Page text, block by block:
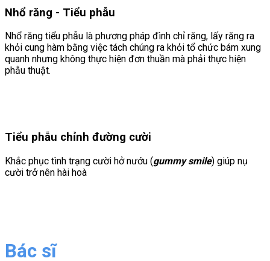
Nhổ răng - Tiểu phẫu
Nhổ răng tiểu phẫu là phương pháp đình chỉ răng, lấy răng ra
khỏi cung hàm bằng việc tách chúng ra khỏi tổ chức bám xung
quanh nhưng không thực hiện đơn thuần mà phải thực hiện
phẫu thuật.
Tiểu phẫu chỉnh đường cười
Khắc phục tình trạng cười hở nướu (gummy smile) giúp nụ
cười trở nên hài hoà
Bác sĩ